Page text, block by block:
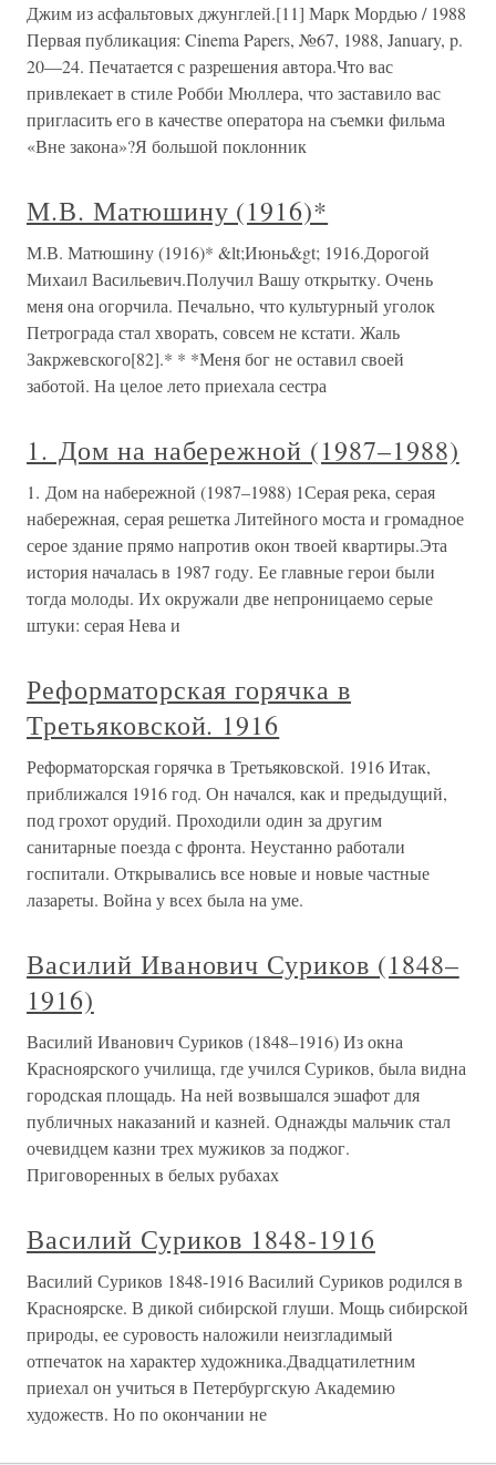
Джим из асфальтовых джунглей.[11] Марк Мордью / 1988
Первая публикация: Cinema Papers, №67, 1988, January, p.
20—24. Печатается с разрешения автора.Что вас
привлекает в стиле Робби Мюллера, что заставило вас
пригласить его в качестве оператора на съемки фильма
«Вне закона»?Я большой поклонник
М.В. Матюшину (1916)*
М.В. Матюшину (1916)* &lt;Июнь&gt; 1916.Дорогой
Михаил Васильевич.Получил Вашу открытку. Очень
меня она огорчила. Печально, что культурный уголок
Петрограда стал хворать, совсем не кстати. Жаль
Закржевского[82].* * *Меня бог не оставил своей
заботой. На целое лето приехала сестра
1. Дом на набережной (1987–1988)
1. Дом на набережной (1987–1988) 1Серая река, серая
набережная, серая решетка Литейного моста и громадное
серое здание прямо напротив окон твоей квартиры.Эта
история началась в 1987 году. Ее главные герои были
тогда молоды. Их окружали две непроницаемо серые
штуки: серая Нева и
Реформаторская горячка в
Третьяковской. 1916
Реформаторская горячка в Третьяковской. 1916 Итак,
приближался 1916 год. Он начался, как и предыдущий,
под грохот орудий. Проходили один за другим
санитарные поезда с фронта. Неустанно работали
госпитали. Открывались все новые и новые частные
лазареты. Война у всех была на уме.
Василий Иванович Суриков (1848–
1916)
Василий Иванович Суриков (1848–1916) Из окна
Красноярского училища, где учился Суриков, была видна
городская площадь. На ней возвышался эшафот для
публичных наказаний и казней. Однажды мальчик стал
очевидцем казни трех мужиков за поджог.
Приговоренных в белых рубахах
Василий Суриков 1848-1916
Василий Суриков 1848-1916 Василий Суриков родился в
Красноярске. В дикой сибирской глуши. Мощь сибирской
природы, ее суровость наложили неизгладимый
отпечаток на характер художника.Двадцатилетним
приехал он учиться в Петербургскую Академию
художеств. Но по окончании не